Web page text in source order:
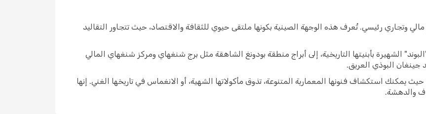
وتجاري رئيسي. تُعرف هذه الوجهة الصينية بكونها ملتقى حيوي للثقافة والاقتصاد، حيث تتجاور التقاليد
الشهيرة بأبنيتها التاريخية، إلى أبراج منطقة بودونغ الشاهقة مثل برج شنغهاي ومركز شنغهاي المالي
جينغان البوذي العريق.
يمكنك استكشاف فنونها المعمارية المتنوعة، تذوق مأكولاتها الشهية، أو الانغماس في تاريخها الغني. إنها
والدهشة.